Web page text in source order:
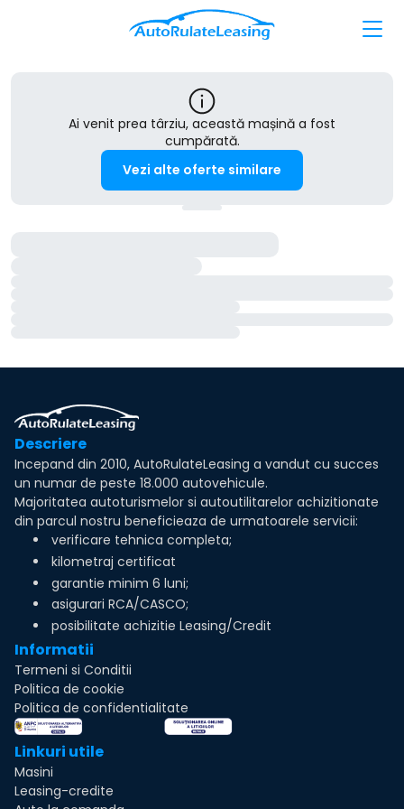
Ai venit prea târziu, această mașină a fost
cumpărată.
Vezi alte oferte similare
Descriere
Incepand din 2010, AutoRulateLeasing a vandut cu succes
un numar de peste 18.000 autovehicule.
Majoritatea autoturismelor si autoutilitarelor achizitionate
din parcul nostru beneficieaza de urmatoarele servicii:
verificare tehnica completa;
kilometraj certificat
garantie minim 6 luni;
asigurari RCA/CASCO;
posibilitate achizitie Leasing/Credit
Informatii
Termeni si Conditii
Politica de cookie
Politica de confidentialitate
Linkuri utile
Masini
Leasing-credite